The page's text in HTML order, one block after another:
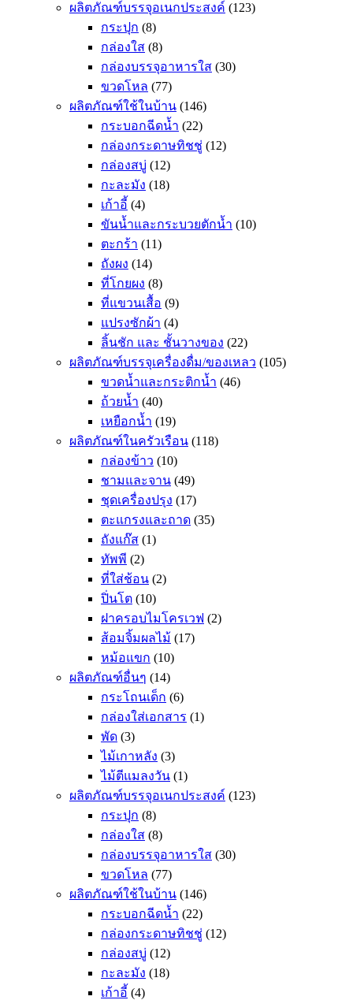
ผลิตภัณฑ์บรรจุอเนกประสงค์ (123)
กระปุก (8)
กล่องใส (8)
กล่องบรรจุอาหารใส (30)
ขวดโหล (77)
ผลิตภัณฑ์ใช้ในบ้าน (146)
กระบอกฉีดน้ำ (22)
กล่องกระดาษทิชชู่ (12)
กล่องสบู่ (12)
กะละมัง (18)
เก้าอี้ (4)
ขันน้ำและกระบวยตักน้ำ (10)
ตะกร้า (11)
ถังผง (14)
ที่โกยผง (8)
ที่แขวนเสื้อ (9)
แปรงซักผ้า (4)
ลิ้นชัก และ ชั้นวางของ (22)
ผลิตภัณฑ์บรรจุเครื่องดื่ม/ของเหลว (105)
ขวดน้ำและกระติกน้ำ (46)
ถ้วยน้ำ (40)
เหยือกน้ำ (19)
ผลิตภัณฑ์ในครัวเรือน (118)
กล่องข้าว (10)
ชามและจาน (49)
ชุดเครื่องปรุง (17)
ตะแกรงและถาด (35)
ถังแก๊ส (1)
ทัพพี (2)
ที่ใส่ช้อน (2)
ปิ่นโต (10)
ฝาครอบไมโครเวฟ (2)
ส้อมจิ้มผลไม้ (17)
หม้อแขก (10)
ผลิตภัณฑ์อื่นๆ (14)
กระโถนเด็ก (6)
กล่องใส่เอกสาร (1)
พัด (3)
ไม้เกาหลัง (3)
ไม้ตีแมลงวัน (1)
ผลิตภัณฑ์บรรจุอเนกประสงค์ (123)
กระปุก (8)
กล่องใส (8)
กล่องบรรจุอาหารใส (30)
ขวดโหล (77)
ผลิตภัณฑ์ใช้ในบ้าน (146)
กระบอกฉีดน้ำ (22)
กล่องกระดาษทิชชู่ (12)
กล่องสบู่ (12)
กะละมัง (18)
เก้าอี้ (4)